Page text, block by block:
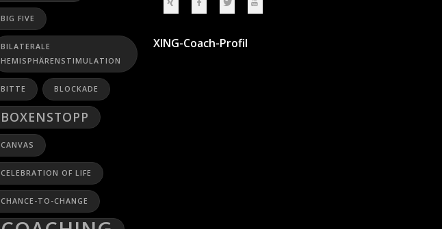
BIG FIVE
BILATERALE
HEMISPHÄRENSTIMULATION
BITTE BLOCKADE
BOXENSTOPP
CANVAS
CELEBRATION OF LIFE
CHANCE-TO-CHANGE
XING-Coach-Profil